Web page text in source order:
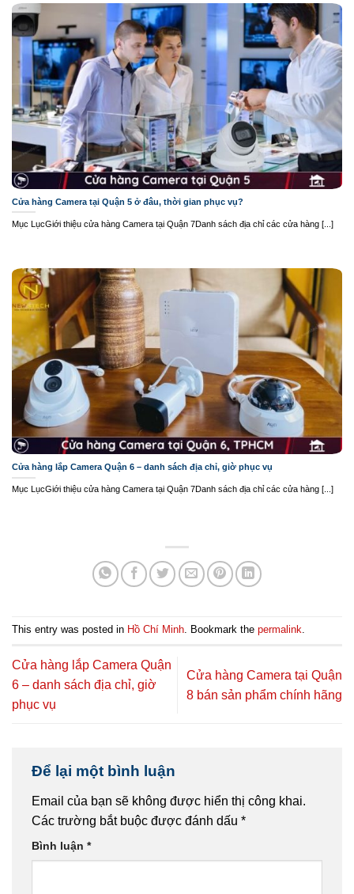
Cửa hàng Camera tại Quận 5 ở đâu, thời gian phục vụ?
Mục LụcGiới thiệu cửa hàng Camera tại Quận 7Danh sách địa chỉ các cửa hàng [...]
Cửa hàng lắp Camera Quận 6 – danh sách địa chỉ, giờ phục vụ
Mục LụcGiới thiệu cửa hàng Camera tại Quận 7Danh sách địa chỉ các cửa hàng [...]
This entry was posted in Hồ Chí Minh. Bookmark the permalink.
Cửa hàng lắp Camera Quận
6 – danh sách địa chỉ, giờ
phục vụ
Cửa hàng Camera tại Quận
8 bán sản phẩm chính hãng
Để lại một bình luận
Email của bạn sẽ không được hiển thị công khai.
Các trường bắt buộc được đánh dấu *
Bình luận *